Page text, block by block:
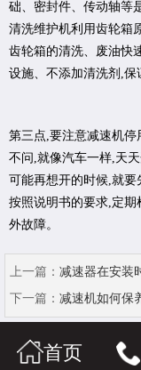
础、密封件、传动轴等
清洗维护机利用齿轮箱
齿轮箱的清洗、废油快
设施、不添加清洗剂,保
第三点,要注意减速机
不问,就像汽车一样,天
可能再想开的时候,就
按照说明书的要求,定
外故障。
上一篇： 减速器在安装
下一篇： 减速机如何保
首页